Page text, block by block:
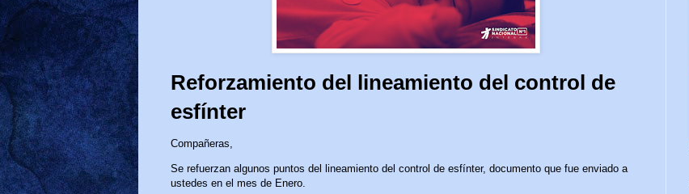
Reforzamiento del lineamiento del control de
esfínter
Compañeras,
Se refuerzan algunos puntos del lineamiento del control de esfínter, documento que fue enviado a
ustedes en el mes de Enero.